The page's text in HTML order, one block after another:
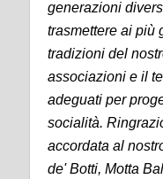
generazioni
trasmettere ai più
tradizioni del
associazioni e il
adeguati per
socialità.
accordata al
de' Botti, Motta